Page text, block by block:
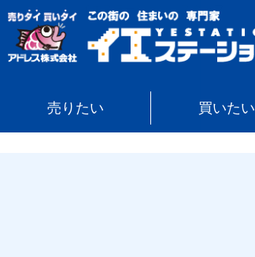
売りたい 買いたい
イエステーション » スタッフ